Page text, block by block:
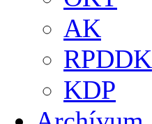
AK
RPDDK
KDP